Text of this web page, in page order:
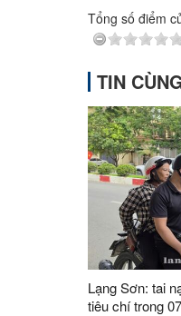
Tổng số điểm
TIN
Lạng Sơn: tai
tiêu chí trong